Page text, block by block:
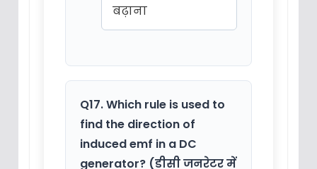
बढ़ाना
Q17. Which rule is used to
find the direction of
induced emf in a DC
generator? (डीसी जनरेटर में